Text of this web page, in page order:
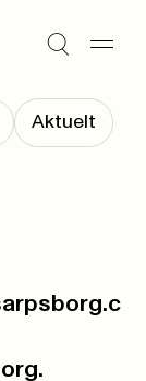
Aktuelt